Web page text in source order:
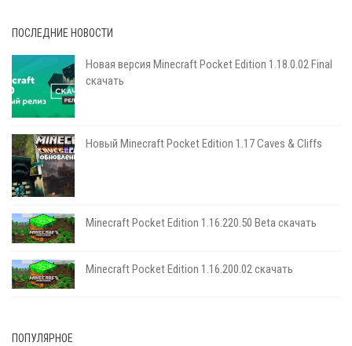
ПОСЛЕДНИЕ НОВОСТИ
Новая версия Minecraft Pocket Edition 1.18.0.02 Final
скачать
Новый Minecraft Pocket Edition 1.17 Сaves & Cliffs
Minecraft Pocket Edition 1.16.220.50 Beta скачать
Minecraft Pocket Edition 1.16.200.02 скачать
ПОПУЛЯРНОЕ